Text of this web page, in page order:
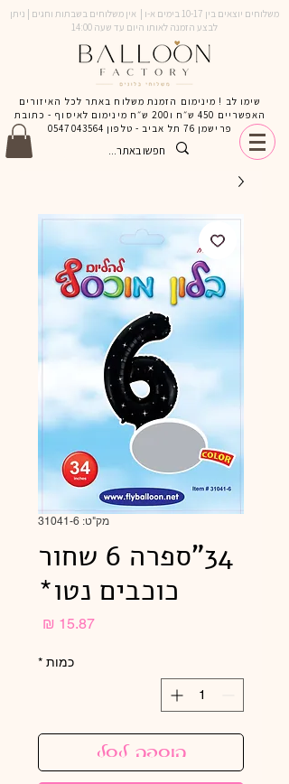
משלוחים יוצאים בין 10-17 בימים א-ו | אין משלוחים בשבתות וחגים | ניתן
לבצע הזמנה לאותו היום עד שעה 14:00
שימו לב ! מינימום הזמנת משלוח באתר לכל האיזורים
האפשריים 450 ש״ח ו200 ש״ח מינימום לאיסוף - כתובת
פרישמן 76 תל אביב - טלפון
0547043564
מק"ט: 31041-6
34"ספרה 6 שחור
כוכבים נטו*
כמות *
הוספה לסל